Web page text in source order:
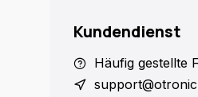
Kundendienst
Häufig gestellte